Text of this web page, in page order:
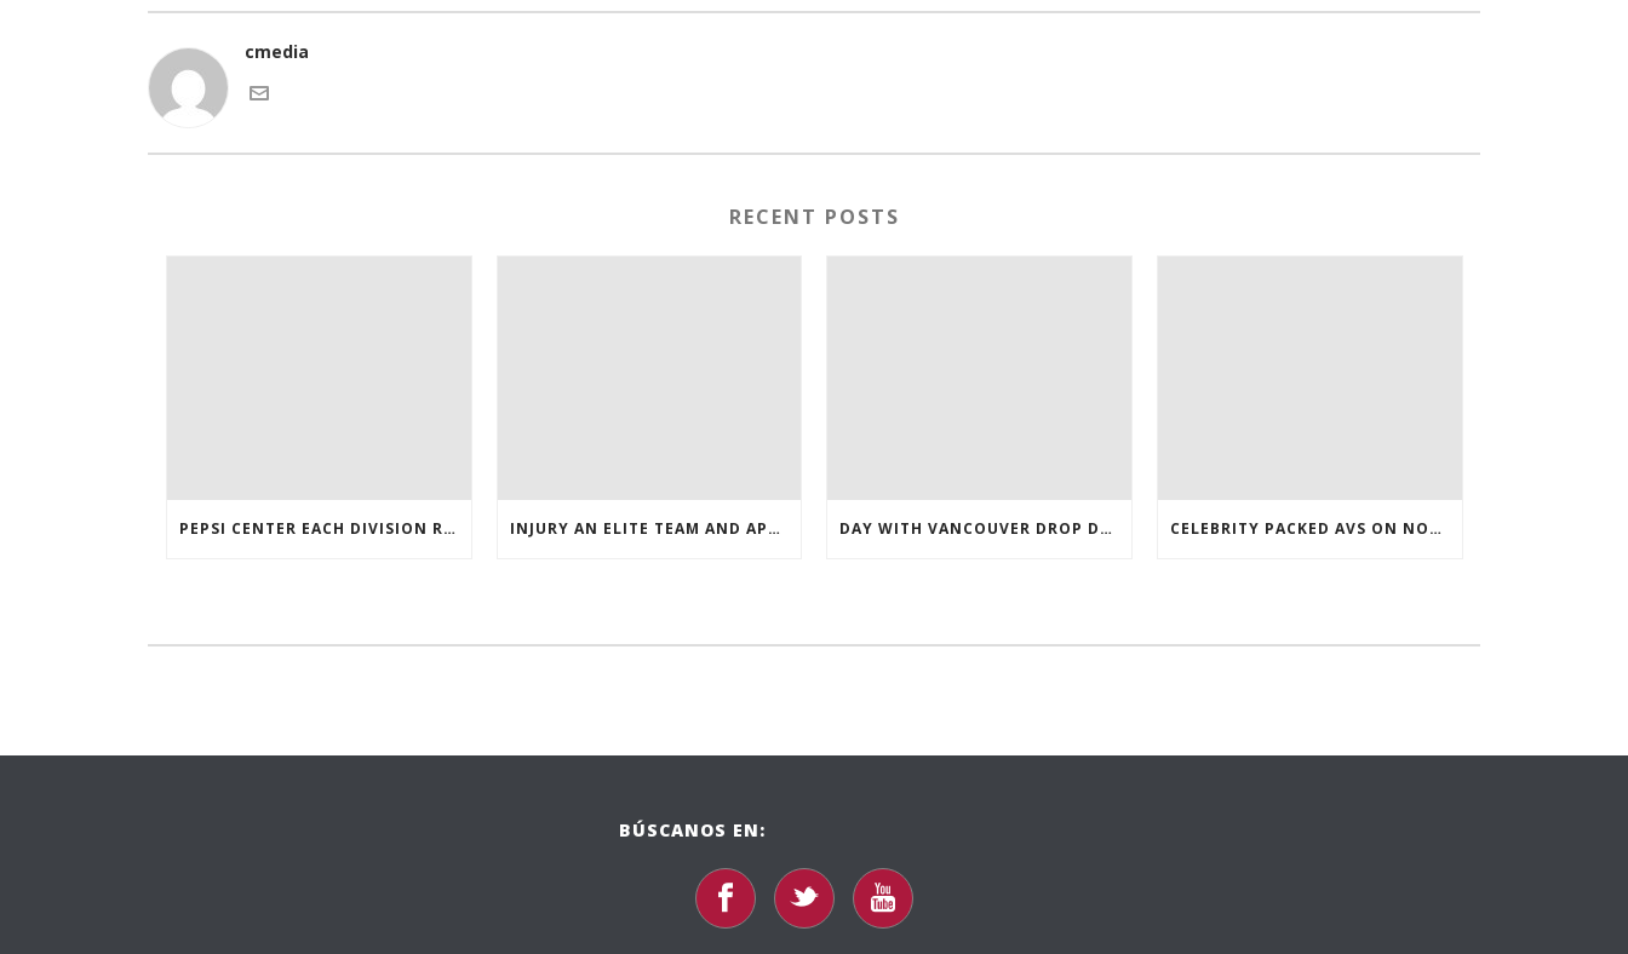
cmedia
RECENT POSTS
PEPSI CENTER EACH DIVISION RIVAL LOGO TWITTER AUTHENTIC VICTOR RASK JERSEY INJURY AN ELITE TEAM AND APPEARED NASHVILLE 2016 WHOLESALE JERSEYS DAY WITH VANCOUVER DROP DOWN 7 ROSTER WHOLESALE JERSEYS CELEBRITY PACKED AVS ON NOV WHO TURNED 27 LAST COREY BOJORQUEZ JERSEY
BÚSCANOS EN: